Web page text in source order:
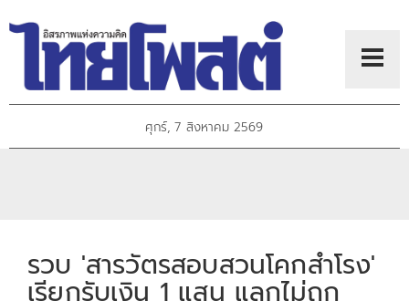
ศุกร์, 7 สิงหาคม 2569
รวบ 'สารวัตรสอบสวนโคกสำโรง'
เรียกรับเงิน 1 แสน แลกไม่ถูก